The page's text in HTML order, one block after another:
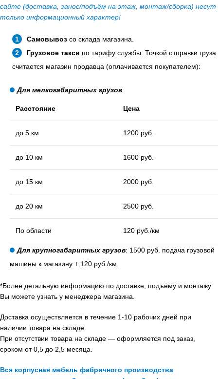
сайте (доставка, занос/подъём на этаж, монтаж/сборка) несут
только информационный характер!
Самовывоз со склада магазина.
Грузовое такси по тарифу службы. Точкой отправки груза
считается магазин продавца (оплачивается покупателем):
Для мелкогабаритных грузов:
Расстояние Цена
до 5 км 1200 руб.
до 10 км 1600 руб.
до 15 км 2000 руб.
до 20 км 2500 руб.
По области 120 руб./км
Для крупногабаритных грузов: 1500 руб. подача грузовой
машины к магазину + 120 руб./км.
*Более детальную информацию по доставке, подъёму и монтажу
Вы можете узнать у менеджера магазина.
Доставка осуществляется в течение 1-10 рабочих дней при
наличии товара на складе.
При отсутствии товара на складе — оформляется под заказ,
сроком от 0,5 до 2,5 месяца.
Вся корпусная мебель фабричного производства